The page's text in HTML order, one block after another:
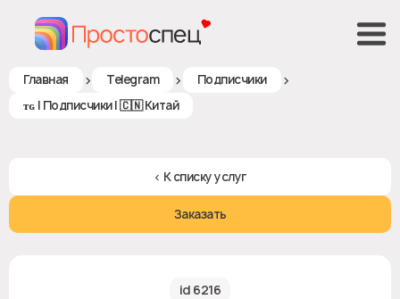
Главная > Telegram > Подписчики >
ᴛɢ | Подписчики | 🇨🇳 Китай
< К списку услуг
Заказать
id 6216